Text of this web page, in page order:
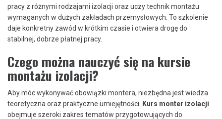
pracy z różnymi rodzajami izolacji oraz uczy technik montażu
wymaganych w dużych zakładach przemysłowych. To szkolenie
daje konkretny zawód w krótkim czasie i otwiera drogę do
stabilnej, dobrze płatnej pracy.
Czego można nauczyć się na kursie
montażu izolacji?
Aby móc wykonywać obowiązki montera, niezbędna jest wiedza
teoretyczna oraz praktyczne umiejętności. Kurs monter izolacji
obejmuje szeroki zakres tematów przygotowujących do